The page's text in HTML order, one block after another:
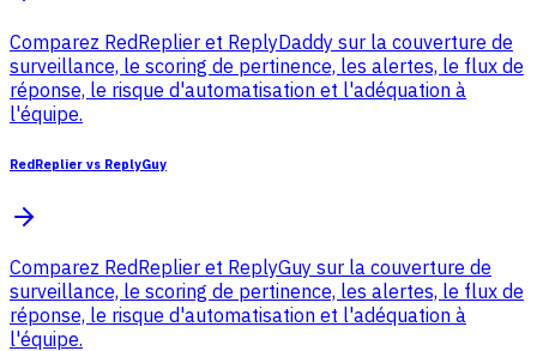
Comparez RedReplier et ReplyDaddy sur la couverture de
surveillance, le scoring de pertinence, les alertes, le flux de
réponse, le risque d'automatisation et l'adéquation à
l'équipe.
RedReplier vs ReplyGuy
Comparez RedReplier et ReplyGuy sur la couverture de
surveillance, le scoring de pertinence, les alertes, le flux de
réponse, le risque d'automatisation et l'adéquation à
l'équipe.